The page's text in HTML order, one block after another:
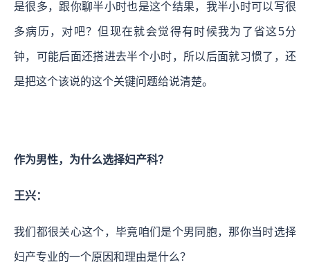
是很多，跟你聊半小时也是这个结果，我半小时可以写很
多病历，对吧？但现在就会觉得有时候我为了省这5分
钟，可能后面还搭进去半个小时，所以后面就习惯了，还
是把这个该说的这个关键问题给说清楚。
作为男性，为什么选择妇产科？
王兴：
我们都很关心这个，毕竟咱们是个男同胞，那你当时选择
妇产专业的一个原因和理由是什么？